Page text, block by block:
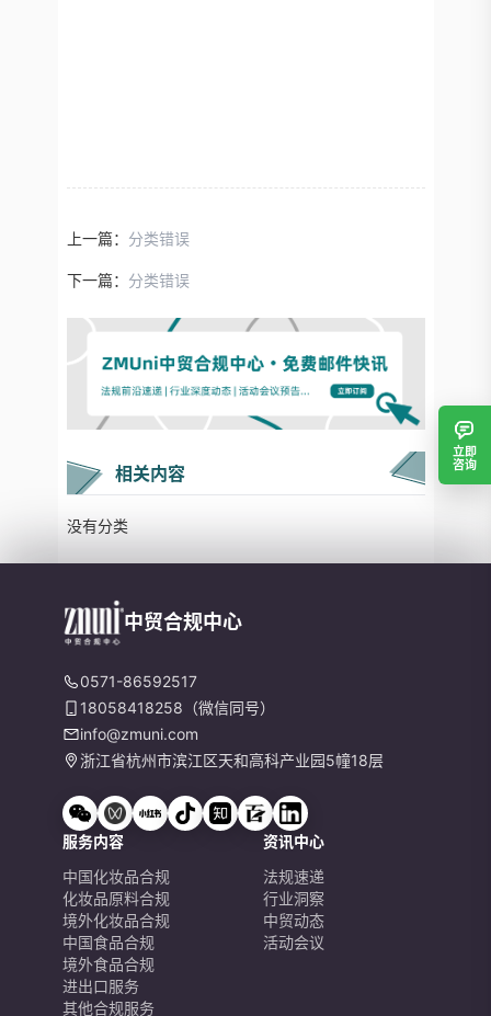
上一篇： 分类错误
下一篇： 分类错误
相关内容
没有分类
立即
咨询
中贸合规中心
0571-86592517
18058418258（微信同号）
info@zmuni.com
浙江省杭州市滨江区天和高科产业园5幢18层
服务内容
中国化妆品合规
化妆品原料合规
境外化妆品合规
中国食品合规
境外食品合规
进出口服务
其他合规服务
资讯中心
法规速递
行业洞察
中贸动态
活动会议